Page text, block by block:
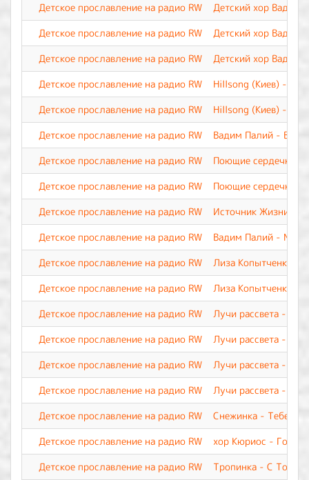
Детское прославление на радио RW
Детский хор
Детское прославление на радио RW
Детский хор Вадима
Детское прославление на радио RW
Детский хор
Детское прославление на радио RW
Hillsong (Киев) -
Детское прославление на радио RW
Hillsong (Киев) -
Детское прославление на радио RW
Вадим Палий - Весь
Детское прославление на радио RW
Поющие сердечки -
Детское прославление на радио RW
Поющие сердечки -
Детское прославление на радио RW
Источник Жизни - Я
Детское прославление на радио RW
Вадим Палий - Мой
Детское прославление на радио RW
Лиза Копытченко -
Детское прославление на радио RW
Лиза Копытченко -
Детское прославление на радио RW
Лучи рассвета -
Детское прославление на радио RW
Лучи рассвета -
Детское прославление на радио RW
Лучи рассвета -
Детское прославление на радио RW
Лучи рассвета - Ты
Детское прославление на радио RW
Снежинка - Тебе, о
Детское прославление на радио RW
хор Кюриос -
Детское прославление на радио RW
Тропинка - С Тобой